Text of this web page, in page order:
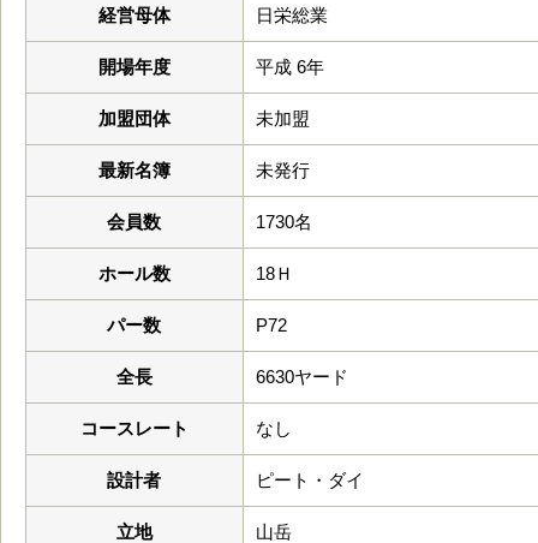
経営母体 日栄総業
開場年度 平成 6年
加盟団体 未加盟
最新名簿 未発行
会員数 1730名
ホール数 18Ｈ
パー数 P72
全長 6630ヤード
コースレート なし
設計者 ピート・ダイ
立地 山岳